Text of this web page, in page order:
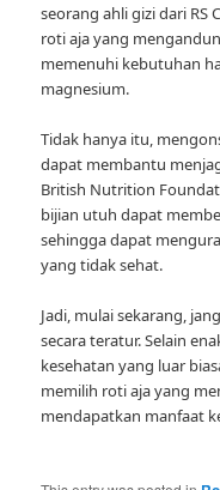
seorang ahli gizi dari
roti aja yang
memenuhi kebutuhan
magnesium.
Tidak hanya itu,
dapat membantu
British Nutrition
bijian utuh dapat
sehingga dapat
yang tidak sehat.
Jadi, mulai sekarang,
secara teratur. Selain
kesehatan yang luar
memilih roti aja yang
mendapatkan manfaat